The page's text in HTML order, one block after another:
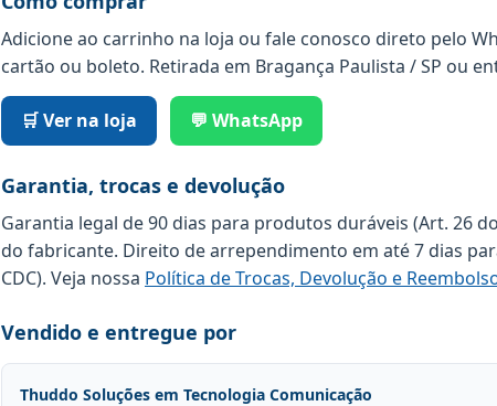
Adicione ao carrinho na loja ou fale conosco direto pelo
cartão ou boleto. Retirada em Bragança Paulista / SP ou
🛒 Ver na loja 💬 WhatsApp
Garantia, trocas e devolução
Garantia legal de 90 dias para produtos duráveis (Art. 26
do fabricante. Direito de arrependimento em até 7 dias
CDC). Veja nossa Política de Trocas, Devolução e
Vendido e entregue por
Thuddo Soluções em Tecnologia Comunicação